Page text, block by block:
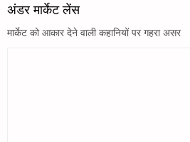
अंडर मार्केट लेंस
मार्केट को आकार देने वाली कहानियों पर गहरा असर